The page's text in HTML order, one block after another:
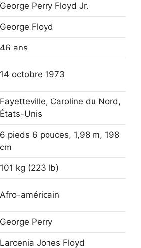
George Perry Floyd Jr.
George Floyd
46 ans
14 octobre 1973
Fayetteville, Caroline du Nord,
États-Unis
6 pieds 6 pouces, 1,98 m, 198
cm
101 kg (223 lb)
Afro-américain
George Perry
Larcenia Jones Floyd